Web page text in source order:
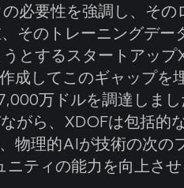
必要性を強調し、その
そのトレーニングデー
とするスタートアップ
成してこのギャップを
万ドルを調達しま
がら、XDOFは包括的
物理的AIが技術の次の
ティの能力を向上させ